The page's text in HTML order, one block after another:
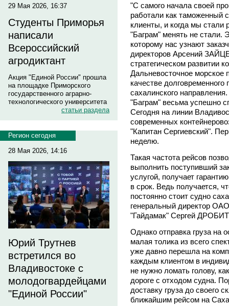
29 Мая 2026, 16:37
Студенты Приморья
написали
Всероссийский
агродиктант
Акция "Единой России" прошла
на площадке Приморского
государственного аграрно-
технологического университета
статьи раздела
Регион сегодня
28 Мая 2026, 14:16
Юрий Трутнев
встретился во
Владивостоке с
молодогвардейцами
"Единой России"
"С самого начала своей
работали как таможенный
клиенты, и когда мы стали
"Баграм" менять не стали.
которому нас узнают
директоров Арсений
стратегическом развитии
Дальневосточное морское
качестве
сахалинского
"Баграм" весьма успешно
Сегодня на линии
современных
"Капитан Сергиевский".
неделю.
Такая частота рейсов
выполнить поступивший
услугой, получает
в срок. Ведь получается,
постоянно стоит судно
генеральный директор
"Гайдамак" Сергей
Однако отправка груза на
малая толика из всего
уже давно перешла на
каждым клиентом в
не нужно ломать голову,
дороге с отходом судна.
доставку груза до своего
ближайшим рейсом на